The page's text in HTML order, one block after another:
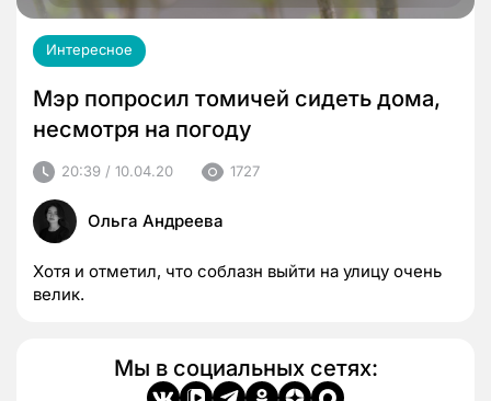
Интересное
Мэр попросил томичей сидеть дома,
несмотря на погоду
20:39 / 10.04.20 1727
Ольга Андреева
Хотя и отметил, что соблазн выйти на улицу очень
велик.
Мы в социальных сетях: